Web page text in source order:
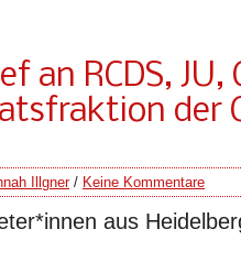
an RCDS, JU,
der
Illgner/ Keine Kommentare
aus